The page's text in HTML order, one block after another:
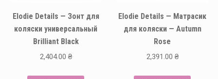
Elodie Details — Зонт для
коляски универсальный
Brilliant Black
2,404.00 ₴
Elodie Details — Матрасик
для коляски — Autumn
Rose
2,391.00 ₴